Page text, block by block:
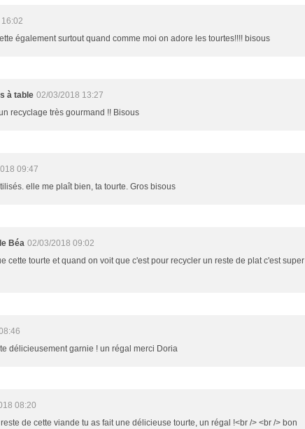
également surtout quand comme moi on adore les tourtes!!!! bisous
à table 02/03/2018 13:27
recyclage très gourmand !! Bisous
09:47
elle me plaît bien, ta tourte. Gros bisous
Béa 02/03/2018 09:02
cette tourte et quand on voit que c'est pour recycler un reste de plat c'est super
délicieusement garnie ! un régal merci Doria
08:20
de cette viande tu as fait une délicieuse tourte, un régal !<br /> <br /> bon